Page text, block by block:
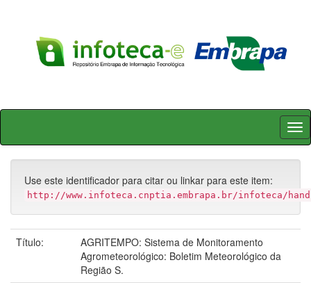
Skip
Use este identificador para citar ou linkar para este item:
http://www.infoteca.cnptia.embrapa.br/infoteca/
Título:
AGRITEMPO: Sistema de Monitoramento
Agrometeorológico: Boletim Meteorológico da
Região S.